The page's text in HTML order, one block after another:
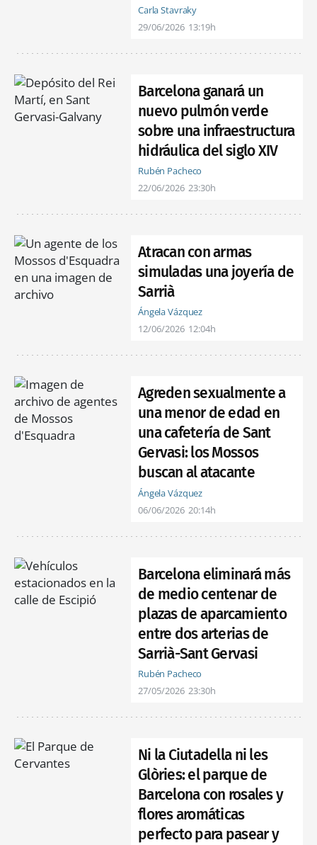
Carla Stavraky
29/06/2026 13:19h
Barcelona ganará un
nuevo pulmón verde
sobre una infraestructura
hidráulica del siglo XIV
Rubén Pacheco
22/06/2026 23:30h
Atracan con armas
simuladas una joyería de
Sarrià
Ángela Vázquez
12/06/2026 12:04h
Agreden sexualmente a
una menor de edad en
una cafetería de Sant
Gervasi: los Mossos
buscan al atacante
Ángela Vázquez
06/06/2026 20:14h
Barcelona eliminará más
de medio centenar de
plazas de aparcamiento
entre dos arterias de
Sarrià-Sant Gervasi
Rubén Pacheco
27/05/2026 23:30h
Ni la Ciutadella ni les
Glòries: el parque de
Barcelona con rosales y
flores aromáticas
perfecto para pasear y